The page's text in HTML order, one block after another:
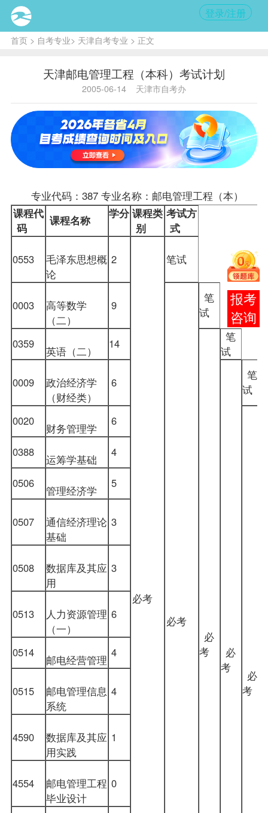
登录/注册
首页> 自考专业> 天津自考专业 > 正文
天津邮电管理工程（本科）考试计划
2005-06-14 天津市自考办
专业代码：387 专业名称：邮电管理工程（本）
课程代
码
课程名称 学分 课程类
别
考试方
式
0553
毛泽东思想概
论
2
必考
笔试
0003
高等数学
（二）
9
必考
笔
试
0359
英语（二）
14
必
考
笔
试
0009
政治经济学
（财经类）
6
必
考
笔
试
0020
财务管理学
6
必
考
0388
运筹学基础
4
0506
管理经济学
5
0507
通信经济理论
基础
3
0508
数据库及其应
用
3
0513
人力资源管理
（一）
6
0514
邮电经营管理
4
0515
邮电管理信息
系统
4
4590
数据库及其应
用实践
1
4554
邮电管理工程
毕业设计
0
在线
客服